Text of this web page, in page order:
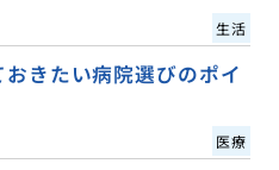
生活
きたい病院選びのポイ
医療